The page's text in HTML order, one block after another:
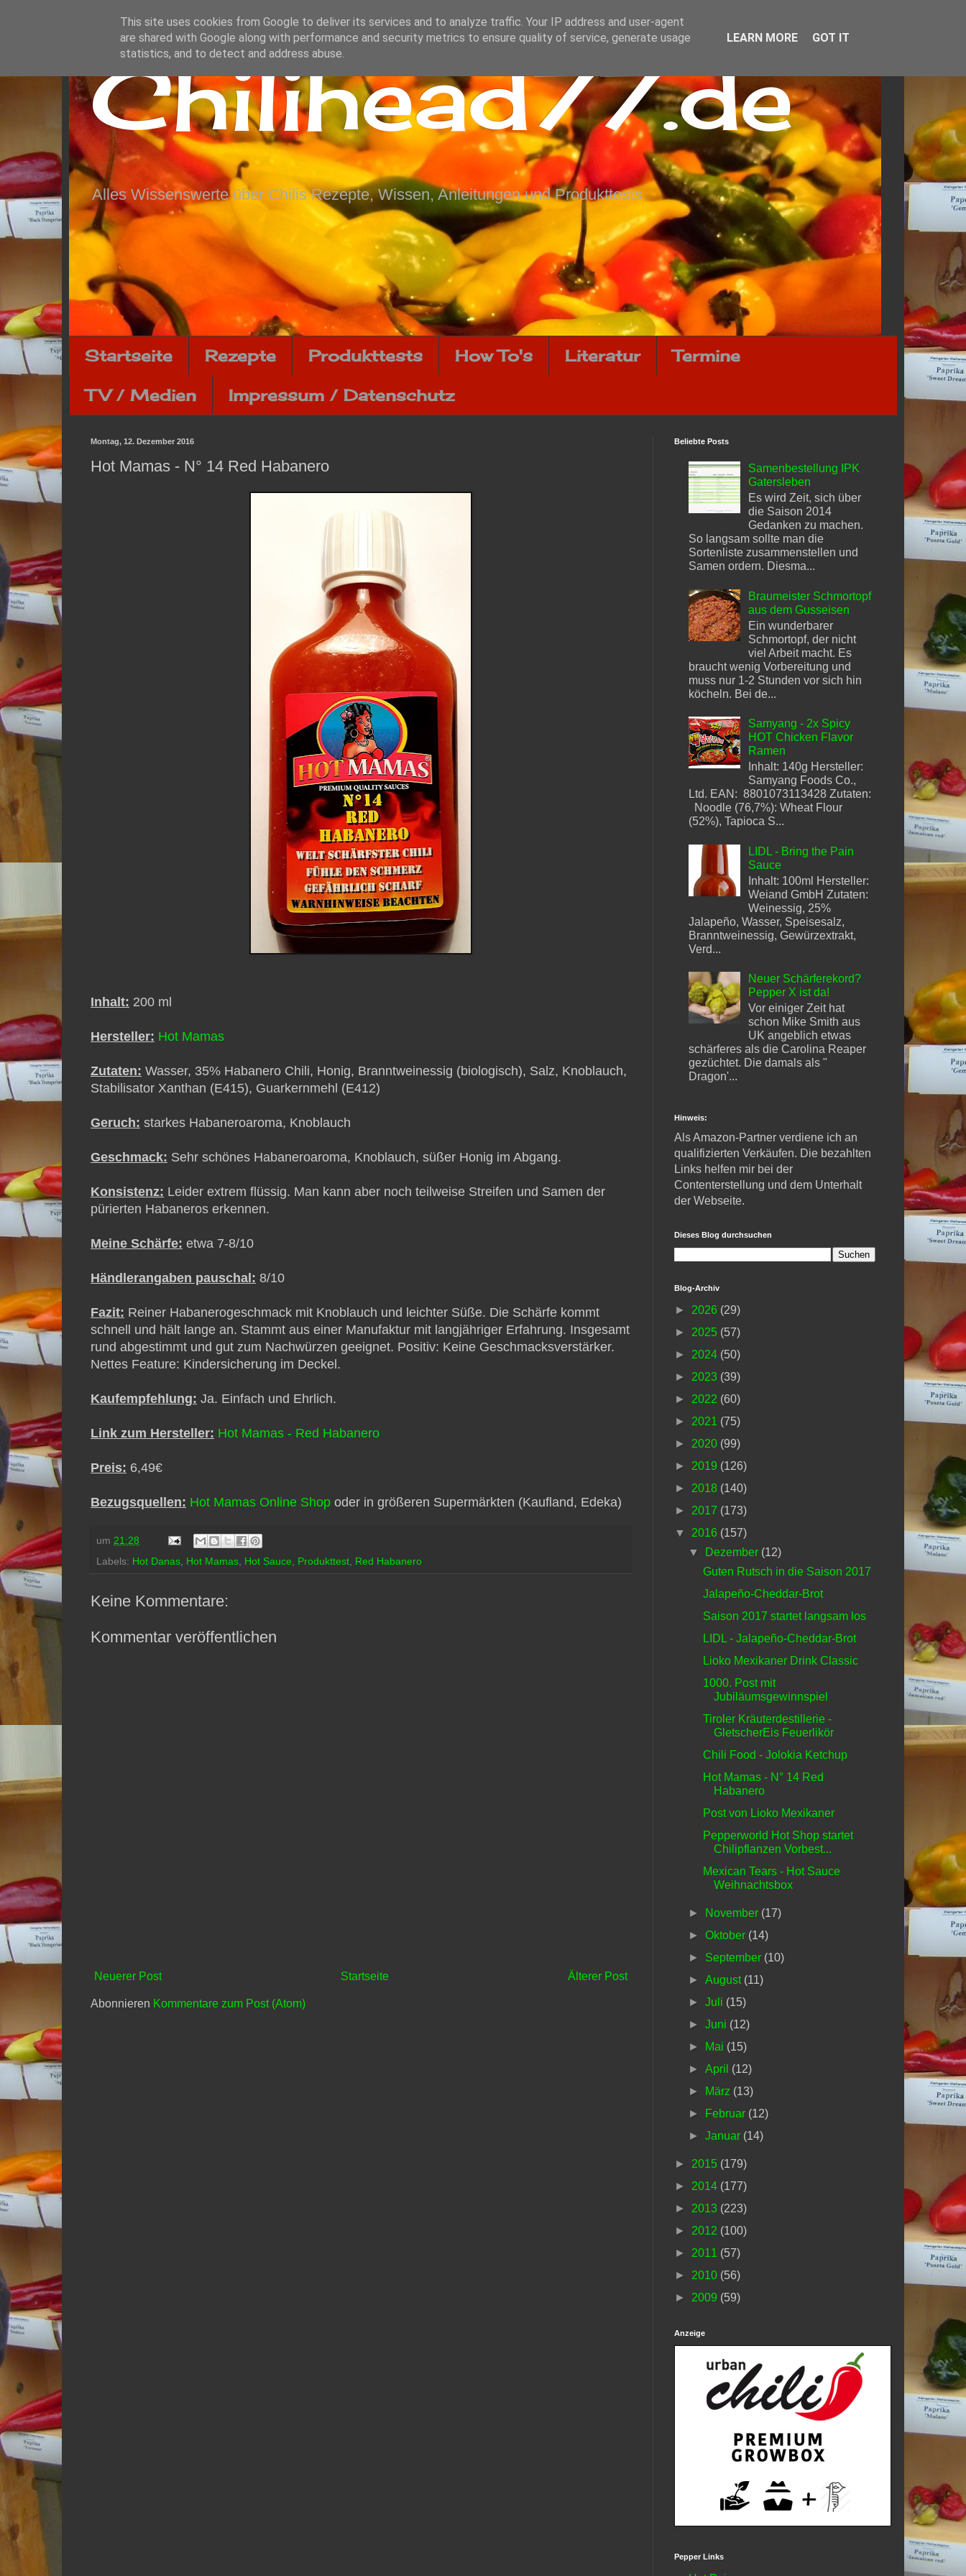
Chilihead77.de
Alles Wissenswerte über Chilis Rezepte, Wissen, Anleitungen und Produkttests
Startseite Rezepte Produkttests How To's Literatur Termine
TV / Medien Impressum / Datenschutz
Montag, 12. Dezember 2016
Hot Mamas - N° 14 Red Habanero
Inhalt: 200 ml
Hersteller: Hot Mamas
Zutaten: Wasser, 35% Habanero Chili, Honig, Branntweinessig (biologisch), Salz, Knoblauch,
Stabilisator Xanthan (E415), Guarkernmehl (E412)
Geruch: starkes Habaneroaroma, Knoblauch
Geschmack: Sehr schönes Habaneroaroma, Knoblauch, süßer Honig im Abgang.
Konsistenz: Leider extrem flüssig. Man kann aber noch teilweise Streifen und Samen der
pürierten Habaneros erkennen.
Meine Schärfe: etwa 7-8/10
Händlerangaben pauschal: 8/10
Fazit: Reiner Habanerogeschmack mit Knoblauch und leichter Süße. Die Schärfe kommt
schnell und hält lange an. Stammt aus einer Manufaktur mit langjähriger Erfahrung. Insgesamt
rund abgestimmt und gut zum Nachwürzen geeignet. Positiv: Keine Geschmacksverstärker.
Nettes Feature: Kindersicherung im Deckel.
Kaufempfehlung: Ja. Einfach und Ehrlich.
Link zum Hersteller: Hot Mamas - Red Habanero
Preis: 6,49€
Bezugsquellen: Hot Mamas Online Shop oder in größeren Supermärkten (Kaufland, Edeka)
um 21:28
Labels: Hot Danas Hot Mamas Hot Sauce Produkttest Red Habanero
Keine Kommentare:
Kommentar veröffentlichen
Neuerer Post Älterer Post
Startseite
Abonnieren Kommentare zum Post (Atom)
Beliebte Posts
Samenbestellung IPK
Gatersleben
Es wird Zeit, sich über
die Saison 2014
Gedanken zu machen.
So langsam sollte man die
Sortenliste zusammenstellen und
Samen ordern. Diesma...
Braumeister Schmortopf
aus dem Gusseisen
Ein wunderbarer
Schmortopf, der nicht
viel Arbeit macht. Es
braucht wenig Vorbereitung und
muss nur 1-2 Stunden vor sich hin
köcheln. Bei de...
Samyang - 2x Spicy
HOT Chicken Flavor
Ramen
Inhalt: 140g Hersteller:
Samyang Foods Co.,
Ltd. EAN: 8801073113428 Zutaten:
Noodle (76,7%): Wheat Flour
(52%), Tapioca S...
LIDL - Bring the Pain
Sauce
Inhalt: 100ml Hersteller:
Weiand GmbH Zutaten:
Weinessig, 25%
Jalapeño, Wasser, Speisesalz,
Branntweinessig, Gewürzextrakt,
Verd...
Neuer Schärferekord?
Pepper X ist da!
Vor einiger Zeit hat
schon Mike Smith aus
UK angeblich etwas
schärferes als die Carolina Reaper
gezüchtet. Die damals als "
Dragon'...
Hinweis:
Als Amazon-Partner verdiene ich an
qualifizierten Verkäufen. Die bezahlten
Links helfen mir bei der
Contenterstellung und dem Unterhalt
der Webseite.
Dieses Blog durchsuchen
Blog-Archiv
► 2026 (29)
► 2025 (57)
► 2024 (50)
► 2023 (39)
► 2022 (60)
► 2021 (75)
► 2020 (99)
► 2019 (126)
► 2018 (140)
► 2017 (173)
▼ 2016 (157)
▼
Dezember (12)
Guten Rutsch in die Saison 2017
Jalapeño-Cheddar-Brot
Saison 2017 startet langsam los
LIDL - Jalapeño-Cheddar-Brot
Lioko Mexikaner Drink Classic
1000. Post mit
Jubiläumsgewinnspiel
Tiroler Kräuterdestillerie -
GletscherEis Feuerlikör
Chili Food - Jolokia Ketchup
Hot Mamas - N° 14 Red
Habanero
Post von Lioko Mexikaner
Pepperworld Hot Shop startet
Chilipflanzen Vorbest...
Mexican Tears - Hot Sauce
Weihnachtsbox
► November (17)
►Oktober (14)
► September (10)
►August (11)
►Juli (15)
►Juni (12)
►
Mai (15)
►April (12)
►
März (13)
►
Februar (12)
►Januar (14)
► 2015 (179)
► 2014 (177)
► 2013 (223)
► 2012 (100)
► 2011 (57)
► 2010 (56)
► 2009 (59)
Anzeige
Pepper Links
This site uses cookies from Google to deliver its services and to analyze traffic. Your IP address and user-agent
are shared with Google along with performance and security metrics to ensure quality of service, generate usage
statistics, and to detect and address abuse.
LEARN MORE GOT IT